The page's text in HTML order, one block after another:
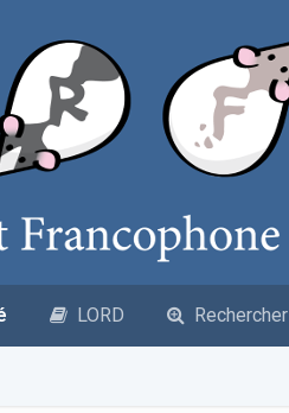
LORD Rechercher